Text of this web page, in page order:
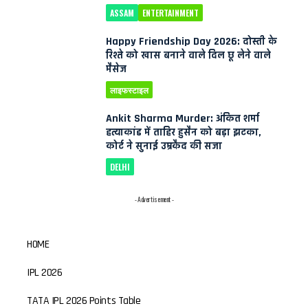
ASSAM ENTERTAINMENT
Happy Friendship Day 2026: दोस्ती के
रिश्ते को खास बनाने वाले दिल छू लेने वाले
मैसेज
लाइफस्टाइल
Ankit Sharma Murder: अंकित शर्मा
हत्याकांड में ताहिर हुसैन को बड़ा झटका,
कोर्ट ने सुनाई उम्रकैद की सजा
DELHI
- Advertisement -
HOME
IPL 2026
TATA IPL 2026 Points Table